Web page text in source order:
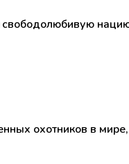
охотников в